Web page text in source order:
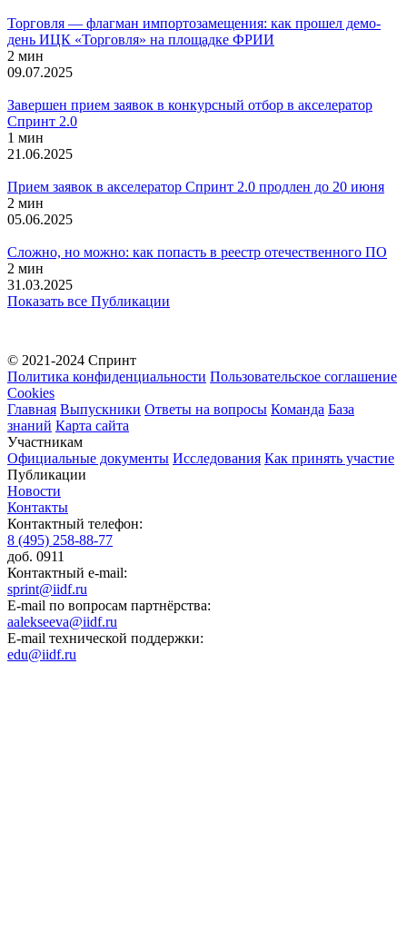
Торговля — флагман импортозамещения: как прошел демо-
день ИЦК «Торговля» на площадке ФРИИ
2 мин
09.07.2025
Завершен прием заявок в конкурсный отбор в акселератор
Спринт 2.0
1 мин
21.06.2025
Прием заявок в акселератор Спринт 2.0 продлен до 20 июня
2 мин
05.06.2025
Сложно, но можно: как попасть в реестр отечественного ПО
2 мин
31.03.2025
Показать все Публикации
© 2021-2024 Спринт
Политика конфиденциальности Пользовательское соглашение
Cookies
Главная Выпускники Ответы на вопросы Команда База
знаний Карта сайта
Участникам
Официальные документы Исследования Как принять участие
Публикации
Новости
Контакты
Контактный телефон:
8 (495) 258-88-77
доб. 0911
Контактный e-mail:
sprint@iidf.ru
E-mail по вопросам партнёрства:
aalekseeva@iidf.ru
E-mail технической поддержки:
edu@iidf.ru